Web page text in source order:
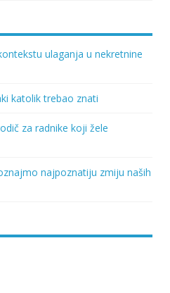
ulaganja u nekretnine
katolik trebao znati
za radnike koji žele
najpoznatiju zmiju naših